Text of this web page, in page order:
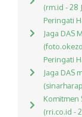
(rm.id - 28
Peringati
Jaga DAS
Peringati
Jaga DAS
Komitmen
(rri.co.id -